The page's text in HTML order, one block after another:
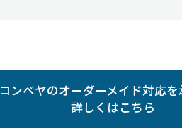
コンベヤのオーダーメイド対応
詳しくはこちら